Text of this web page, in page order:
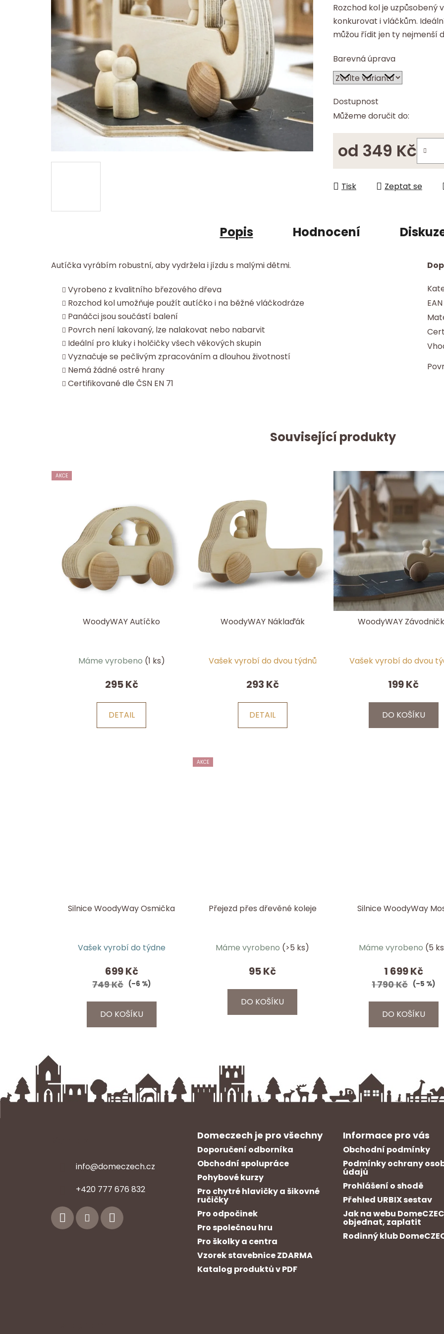
hvězdiček.
Rozchod kol je
konkurovat i vláčkům.
můžou řídit jen ty nejmenší
Barevná úprava
Dostupnost
Můžeme doručit do:
od 349 Kč
Měrná cena:
Tisk Zeptat se
Popis Hodnocení
Autíčka vyrábím robustní, aby vydržela i jízdu s malými dětmi.
Vyrobeno z kvalitního březového dřeva
Rozchod kol umožňuje použít autíčko i na běžné vláčkodráze
Panáčci jsou součástí balení
Povrch není lakovaný, lze nalakovat nebo nabarvit
Ideální pro kluky i holčičky všech věkových skupin
Vyznačuje se pečlivým zpracováním a dlouhou životností
Nemá žádné ostré hrany
Certifikované dle ČSN EN 71
EAN
Související produkty
AKCE
WoodyWAY Autíčko
Máme vyrobeno (1 ks)
295 Kč
DETAIL
WoodyWAY Náklaďák
Vašek vyrobí do dvou týdnů
293 Kč
DETAIL
WoodyWAY
Vašek vyrobí do dvou
199 Kč
DO KOŠÍKU
Silnice WoodyWay Osmička
hodnocení
produktu
je
5
Vašek vyrobí do týdne
699 Kč
749 Kč (–6 %)
DO KOŠÍKU
AKCE
Přejezd přes dřevěné koleje
hodnocení
produktu
5,0
z
Máme vyrobeno (>5 ks)
95 Kč
DO KOŠÍKU
Silnice WoodyWay
produktu
je
5
Máme vyrobeno (5
1 699 Kč
1 790 Kč (–5 %)
DO KOŠÍKU
info@domeczech.cz
+420 777 676 832
Domeczech je pro všechny
Doporučení odborníka
Obchodní spolupráce
Pohybové kurzy
Pro chytré hlavičky a šikovné
ručičky
Pro odpočinek
Pro společnou hru
Pro školky a centra
Vzorek stavebnice ZDARMA
Katalog produktů v PDF
Informace pro vás
Obchodní podmínky
Podmínky ochrany
údajů
Prohlášení o shodě
Přehled URBIX sestav
Jak na webu
objednat, zaplatit
Rodinný klub